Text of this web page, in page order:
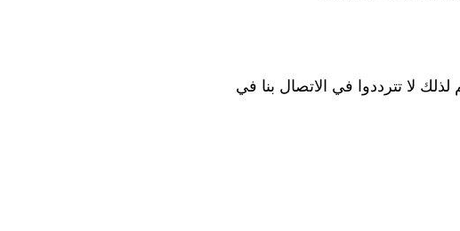
لا تترددوا في الاتصال بنا في